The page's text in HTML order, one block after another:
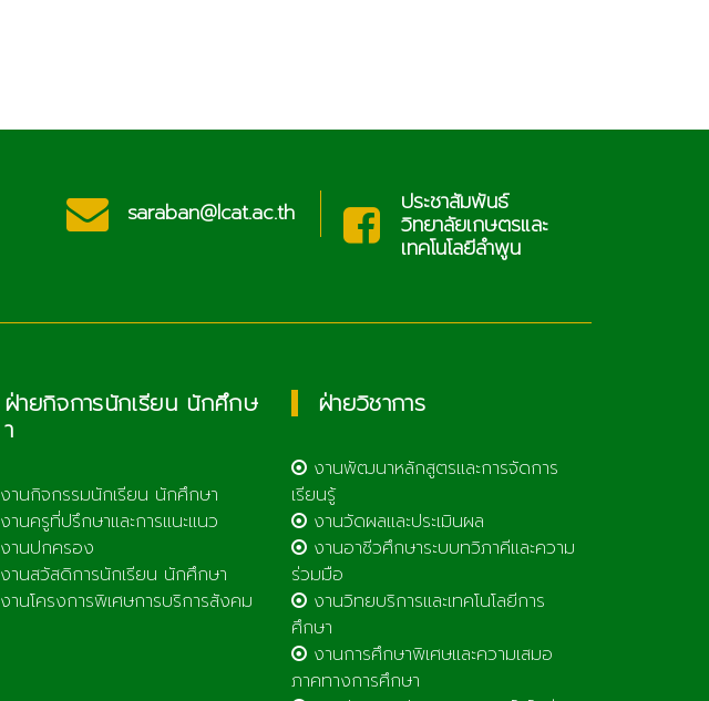
saraban@lcat.ac.th ประชาสัมพันธ์
วิทยาลัยเกษตรและ
เทคโนโลยีลำพูน
ฝ่ายกิจการนักเรียน นักศึกษ
า
งานกิจกรรมนักเรียน นักศึกษา
งานครูที่ปรึกษาและการแนะแนว
งานปกครอง
งานสวัสดิการนักเรียน นักศึกษา
งานโครงการพิเศษการบริการสังคม
ฝ่ายวิชาการ
งานพัฒนาหลักสูตรและการจัดการ
เรียนรู้
งานวัดผลและประเมินผล
งานอาชีวศึกษาระบบทวิภาคีและความ
ร่วมมือ
งานวิทยบริการและเทคโนโลยีการ
ศึกษา
งานการศึกษาพิเศษและความเสมอ
ภาคทางการศึกษา